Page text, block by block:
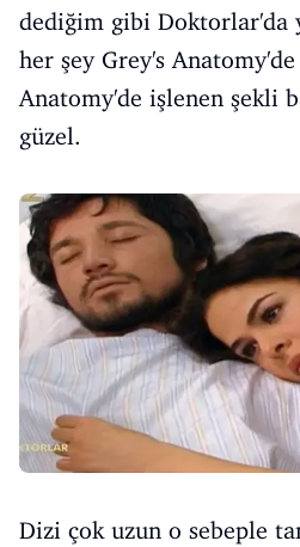
dediğim gibi Doktorlar'da
her şey Grey's
Anatomy'de işlenen şekli
güzel.
Dizi çok uzun o sebeple